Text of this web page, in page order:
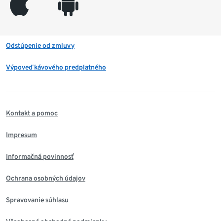
Odstúpenie od zmluvy
Výpoveď kávového predplatného
Kontakt a pomoc
Impresum
Informačná povinnosť
Ochrana osobných údajov
Spravovanie súhlasu